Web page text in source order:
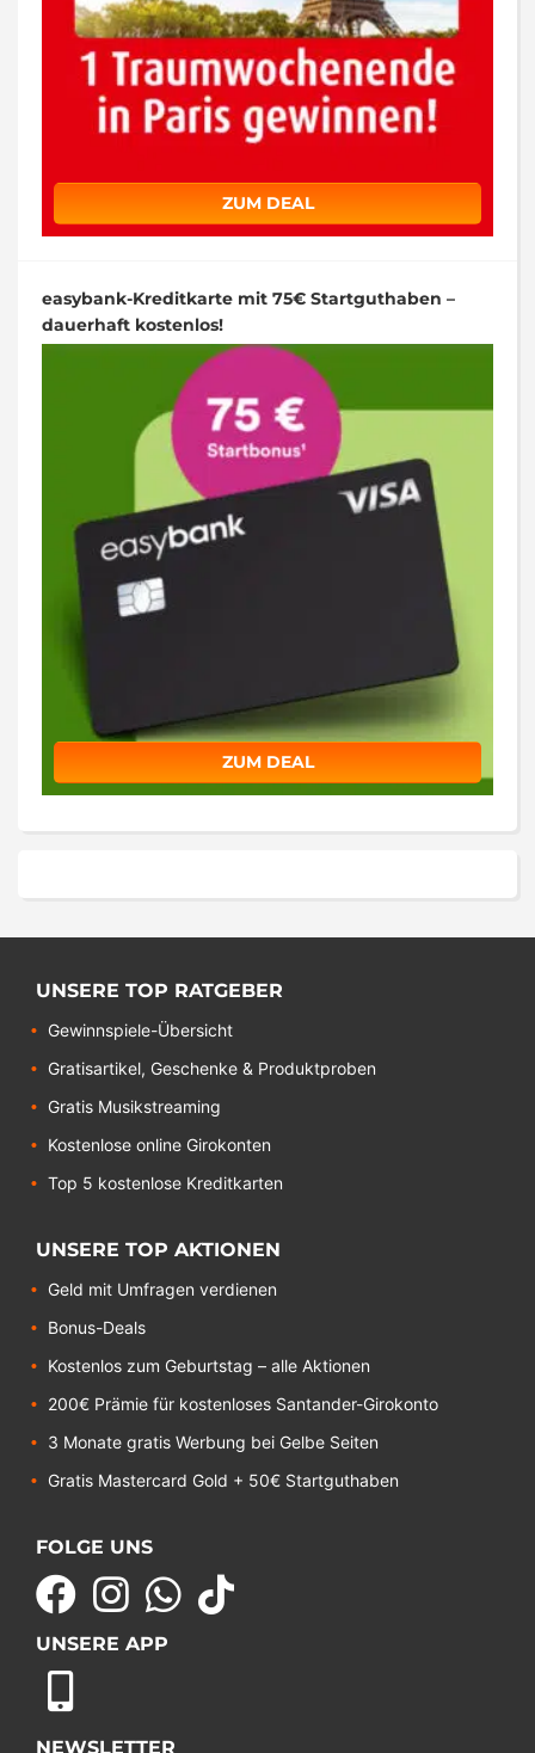
ZUM DEAL
easybank-Kreditkarte mit 75€ Startguthaben –
dauerhaft kostenlos!
ZUM DEAL
UNSERE TOP RATGEBER
Gewinnspiele-Übersicht
Gratisartikel, Geschenke & Produktproben
Gratis Musikstreaming
Kostenlose online Girokonten
Top 5 kostenlose Kreditkarten
UNSERE TOP AKTIONEN
Geld mit Umfragen verdienen
Bonus-Deals
Kostenlos zum Geburtstag – alle Aktionen
200€ Prämie für kostenloses Santander-Girokonto
3 Monate gratis Werbung bei Gelbe Seiten
Gratis Mastercard Gold + 50€ Startguthaben
FOLGE UNS
UNSERE APP
NEWSLETTER